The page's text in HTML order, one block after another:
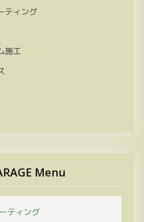
ティング
施工
Menu
ティング